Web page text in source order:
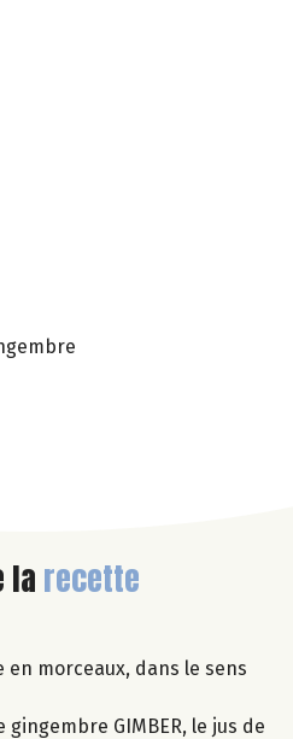
larecette
en morceaux, dans le sens
GIMBER, le jus de